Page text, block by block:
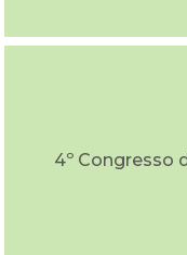
4º Congresso